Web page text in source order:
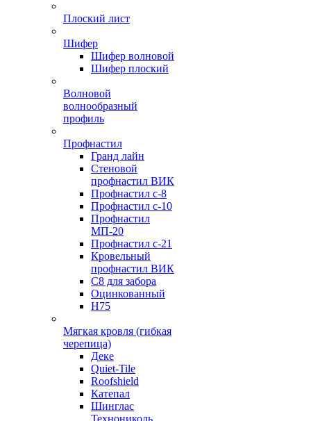
Плоский лист
Шифер
Шифер волновой
Шифер плоский
Волновой
волнообразный
профиль
Профнастил
Гранд лайн
Стеновой
профнастил ВИК
Профнастил с-8
Профнастил с-10
Профнастил
МП-20
Профнастил с-21
Кровельный
профнастил ВИК
С8 для забора
Оцинкованный
Н75
Мягкая кровля (гибкая
черепица)
Деке
Quiet-Tile
Roofshield
Катепал
Шинглас
Технониколь